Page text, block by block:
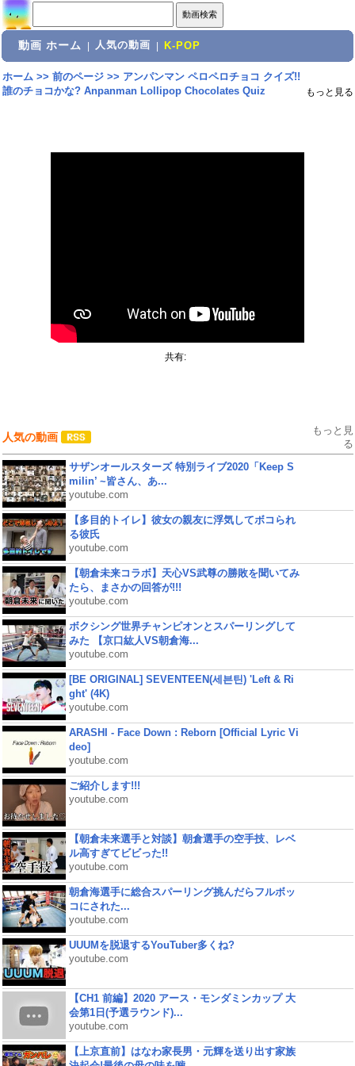
動画 ホーム 人気の動画 K-POP
ホーム>> 前のページ>> アンパンマン ペロペロチョコ クイズ!!
誰のチョコかな? Anpanman Lollipop Chocolates Quiz
もっと見る
共有:
人気の動画
もっと見
る
サザンオールスターズ 特別ライブ2020「Keep S
milin’ ~皆さん、あ...
youtube.com
【多目的トイレ】彼女の親友に浮気してボコられ
る彼氏
youtube.com
【朝倉未来コラボ】天心VS武尊の勝敗を聞いてみ
たら、まさかの回答が!!!
youtube.com
ボクシング世界チャンピオンとスパーリングして
みた 【京口紘人VS朝倉海...
youtube.com
[BE ORIGINAL] SEVENTEEN(세븐틴) 'Left & Ri
ght' (4K)
youtube.com
ARASHI - Face Down : Reborn [Official Lyric Vi
deo]
youtube.com
ご紹介します!!!
youtube.com
【朝倉未来選手と対談】朝倉選手の空手技、レベ
ル高すぎてビビった!!
youtube.com
朝倉海選手に総合スパーリング挑んだらフルボッ
コにされた...
youtube.com
UUUMを脱退するYouTuber多くね?
youtube.com
【CH1 前編】2020 アース・モンダミンカップ 大
会第1日(予選ラウンド)...
youtube.com
【上京直前】はなわ家長男・元輝を送り出す家族